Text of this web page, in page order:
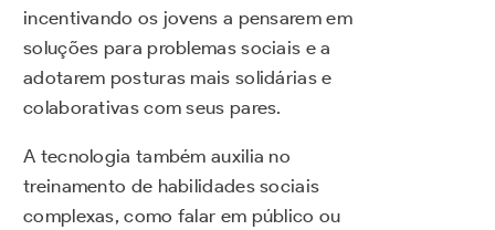
incentivando os jovens a pensarem em
soluções para problemas sociais e a
adotarem posturas mais solidárias e
colaborativas com seus pares.
A tecnologia também auxilia no
treinamento de habilidades sociais
complexas, como falar em público ou